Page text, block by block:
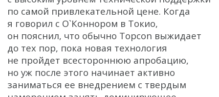
по самой привлекательной цене. Когда
я говорил с О`Коннором в Токио,
он пояснил, что обычно Topcon выжидает
до тех пор, пока новая технология
не пройдет всестороннюю апробацию,
но уж после этого начинает активно
заниматься ее внедрением с твердым